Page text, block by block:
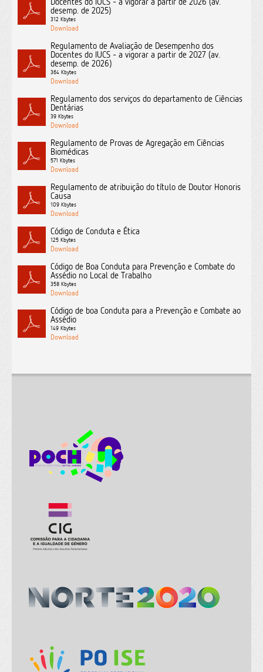
desemp. de 2025)
312 Kbytes
Regulamento de Avaliação de Desempenho dos
Docentes do IUCS - a vigorar a partir de 2027 (av.
desemp. de 2026)
364 Kbytes
Regulamento dos serviços do departamento de Ciências
Dentárias
39 Kbytes
Regulamento de Provas de Agregação em Ciências
Biomédicas
571 Kbytes
Regulamento de atribuição do título de Doutor Honoris
Causa
109 Kbytes
Código de Conduta e Ética
125 Kbytes
Código de Boa Conduta para Prevenção e Combate do
Assédio no Local de Trabalho
358 Kbytes
Código de boa Conduta para a Prevenção e Combate ao
Assédio
149 Kbytes